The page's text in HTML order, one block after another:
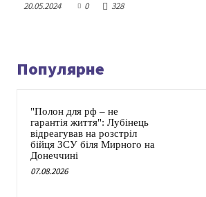
20.05.2024 0 328
Популярне
"Полон для рф – не
гарантія життя": Лубінець
відреагував на розстріл
бійця ЗСУ біля Мирного на
Донеччині
07.08.2026